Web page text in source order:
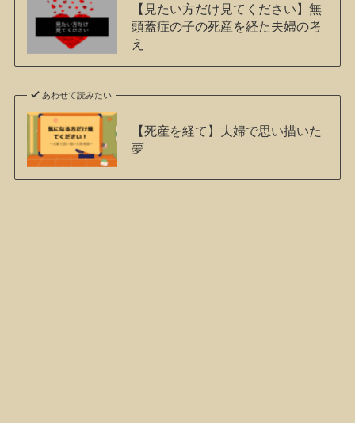
【見たい方だけ見てください】無
頭蓋症の子の死産を経た夫婦の考
え
あわせて読みたい
【死産を経て】夫婦で思い描いた
夢